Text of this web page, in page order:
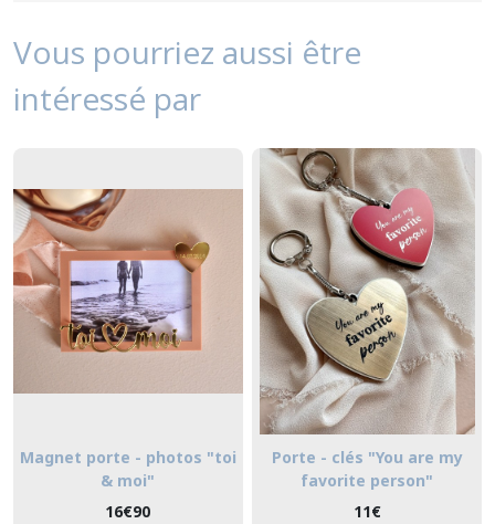
Vous pourriez aussi être
intéressé par
Magnet porte - photos "toi
& moi"
16€90
Porte - clés "You are my
favorite person"
11€